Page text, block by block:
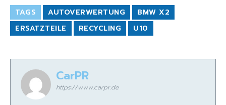
TAGS AUTOVERWERTUNG
BMW X2
ERSATZTEILE
RECYCLING U10
CarPR
https://www.carpr.de